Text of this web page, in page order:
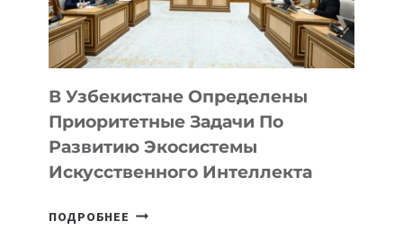
В Узбекистане Определены
Приоритетные Задачи По
Развитию Экосистемы
Искусственного Интеллекта
ПОДРОБНЕЕ В